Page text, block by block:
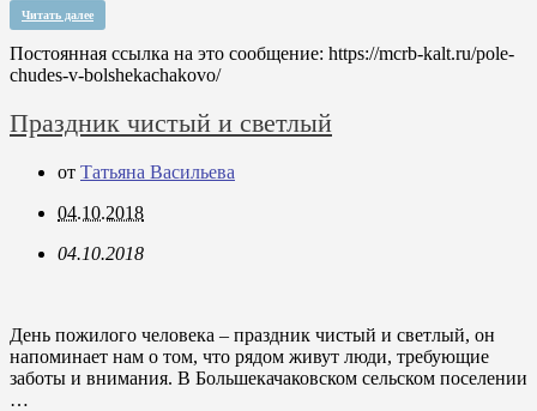
Читать далее
Постоянная ссылка на это сообщение: https://mcrb-kalt.ru/pole-
chudes-v-bolshekachakovo/
Праздник чистый и светлый
от Татьяна Васильева
04.10.2018
04.10.2018
День пожилого человека – праздник чистый и светлый, он
напоминает нам о том, что рядом живут люди, требующие
заботы и внимания. В Большекачаковском сельском поселении
…